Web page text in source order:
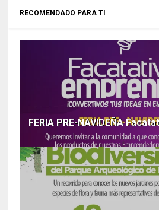
RECOMENDADO PARA TI
FERIA PRE-NAVIDEÑA